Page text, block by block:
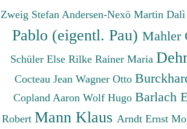
Zweig Stefan Andersen-Nexö Martin Dalì
Pablo (eigentl. Pau) Mahler
Schüler Else Rilke Rainer Maria
Cocteau Jean Wagner Otto
Copland Aaron Wolf Hugo Barlach
Robert Mann Klaus Arndt Ernst